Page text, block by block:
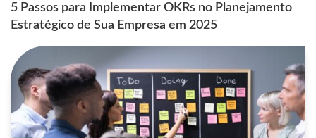
5 Passos para Implementar OKRs no Planejamento
Estratégico de Sua Empresa em 2025